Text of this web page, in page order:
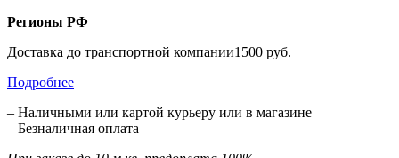
Регионы РФ
Доставка до транспортной компании1500 руб.
Подробнее
– Наличными или картой курьеру или в магазине
– Безналичная оплата